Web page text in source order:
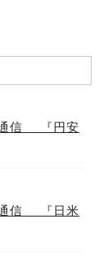
通信 『円安
通信 『日米